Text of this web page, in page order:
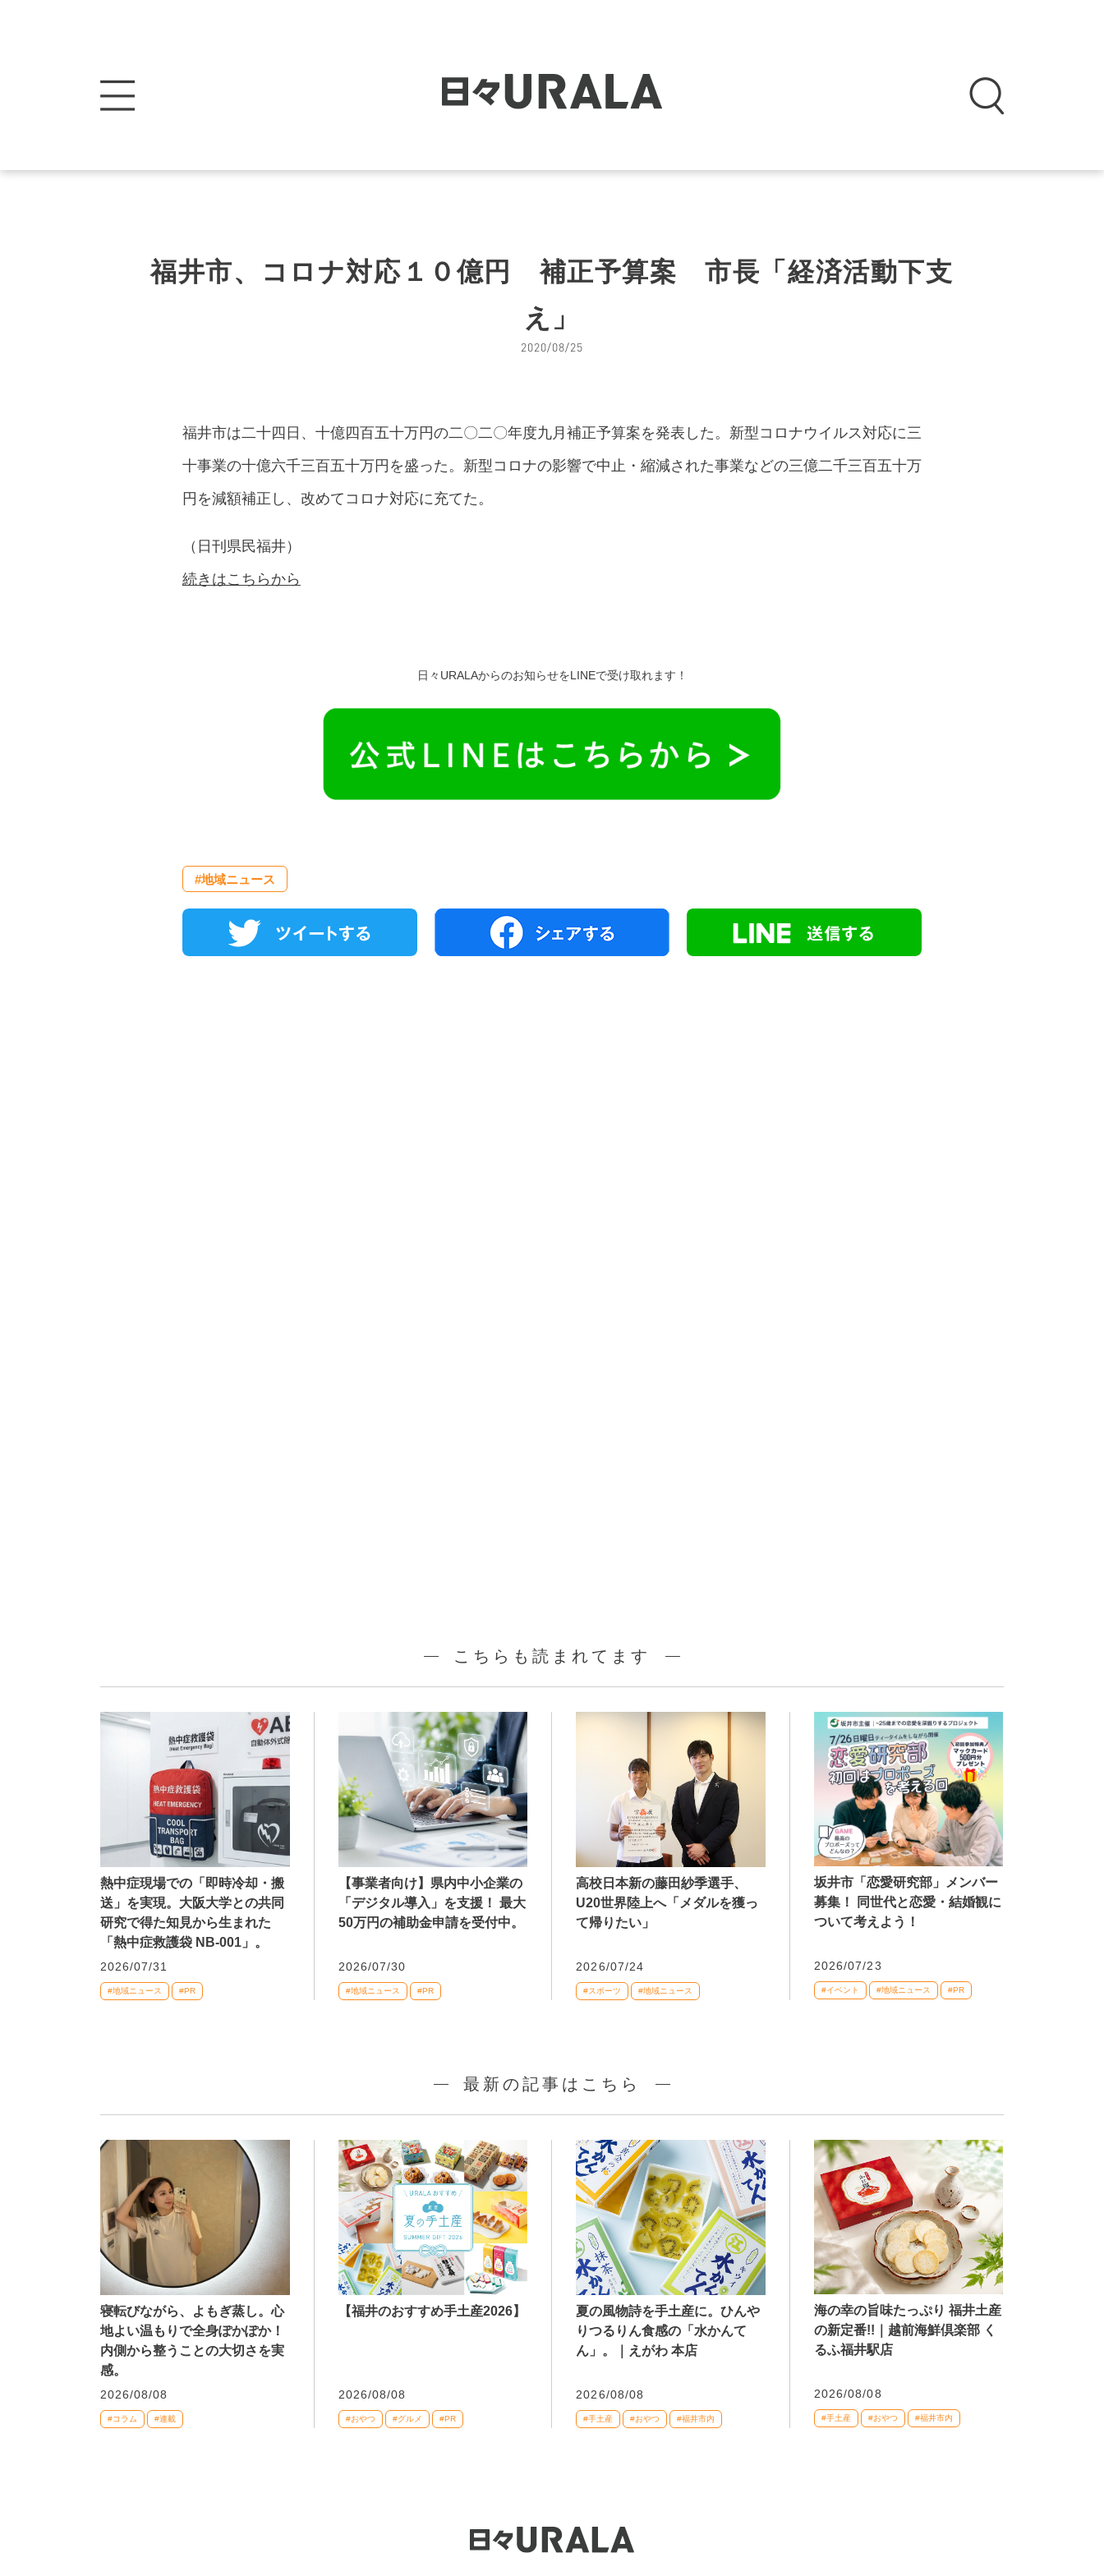
福井市、コロナ対応１０億円 補正予算案 市長「経済活動下支
え」
2020/08/25
福井市は二十四日、十億四百五十万円の二〇二〇年度九月補正予算案を発表した。新型コロナウイルス対応に三
十事業の十億六千三百五十万円を盛った。新型コロナの影響で中止・縮減された事業などの三億二千三百五十万
円を減額補正し、改めてコロナ対応に充てた。
（日刊県民福井）
続きはこちらから
日々URALAからのお知らせをLINEで受け取れます！
#地域ニュース
こちらも読まれてます
熱中症現場での「即時冷却・搬
送」を実現。大阪大学との共同
研究で得た知見から生まれた
「熱中症救護袋 NB-001」。
2026/07/31
#地域ニュース #PR
【事業者向け】県内中小企業の
「デジタル導入」を支援！ 最大
50万円の補助金申請を受付中。
2026/07/30
#地域ニュース #PR
高校日本新の藤田紗季選手、
U20世界陸上へ「メダルを獲っ
て帰りたい」
2026/07/24
#スポーツ #地域ニュース
坂井市「恋愛研究部」メンバー
募集！ 同世代と恋愛・結婚観に
ついて考えよう！
2026/07/23
#イベント #地域ニュース #PR
最新の記事はこちら
寝転びながら、よもぎ蒸し。心
地よい温もりで全身ぽかぽか！
内側から整うことの大切さを実
感。
2026/08/08
#コラム #連載
【福井のおすすめ手土産2026】
2026/08/08
#おやつ #グルメ #PR
夏の風物詩を手土産に。ひんや
りつるりん食感の「水かんて
ん」。｜えがわ 本店
2026/08/08
#手土産 #おやつ #福井市内
海の幸の旨味たっぷり 福井土産
の新定番!!｜越前海鮮倶楽部 く
るふ福井駅店
2026/08/08
#手土産 #おやつ #福井市内